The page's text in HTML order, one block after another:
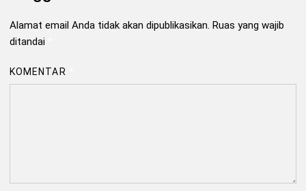
Alamat email Anda tidak akan dipublikasikan. Ruas yang wajib
ditandai
KOMENTAR